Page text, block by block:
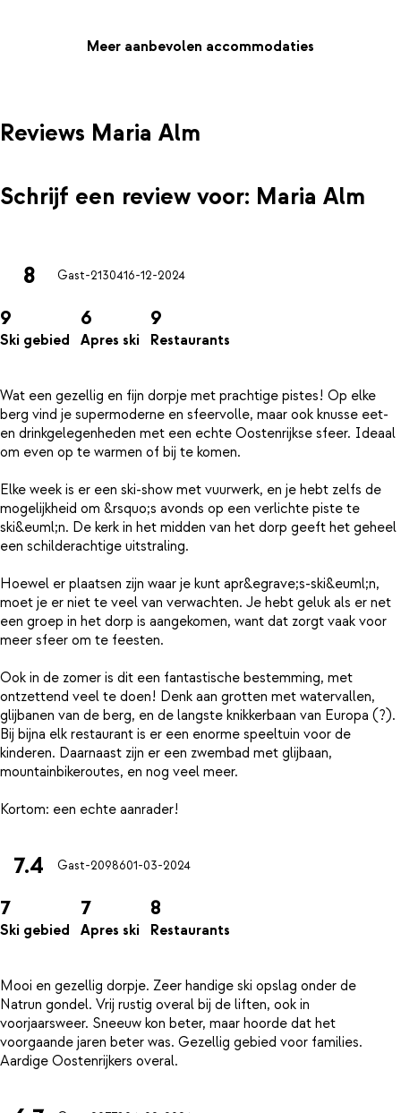
Meer aanbevolen accommodaties
Reviews Maria Alm
Schrijf een review voor: Maria Alm
8 Gast-2130416-12-2024
9
Ski gebied
6
Apres ski
9
Restaurants
Wat een gezellig en fijn dorpje met prachtige pistes! Op elke
berg vind je supermoderne en sfeervolle, maar ook knusse eet-
en drinkgelegenheden met een echte Oostenrijkse sfeer. Ideaal
om even op te warmen of bij te komen.
Elke week is er een ski-show met vuurwerk, en je hebt zelfs de
mogelijkheid om &rsquo;s avonds op een verlichte piste te
ski&euml;n. De kerk in het midden van het dorp geeft het geheel
een schilderachtige uitstraling.
Hoewel er plaatsen zijn waar je kunt apr&egrave;s-ski&euml;n,
moet je er niet te veel van verwachten. Je hebt geluk als er net
een groep in het dorp is aangekomen, want dat zorgt vaak voor
meer sfeer om te feesten.
Ook in de zomer is dit een fantastische bestemming, met
ontzettend veel te doen! Denk aan grotten met watervallen,
glijbanen van de berg, en de langste knikkerbaan van Europa (?).
Bij bijna elk restaurant is er een enorme speeltuin voor de
kinderen. Daarnaast zijn er een zwembad met glijbaan,
mountainbikeroutes, en nog veel meer.
7.4 Gast-2098601-03-2024
7
Ski gebied
7
Apres ski
8
Restaurants
Mooi en gezellig dorpje. Zeer handige ski opslag onder de
Natrun gondel. Vrij rustig overal bij de liften, ook in
voorjaarsweer. Sneeuw kon beter, maar hoorde dat het
voorgaande jaren beter was. Gezellig gebied voor families.